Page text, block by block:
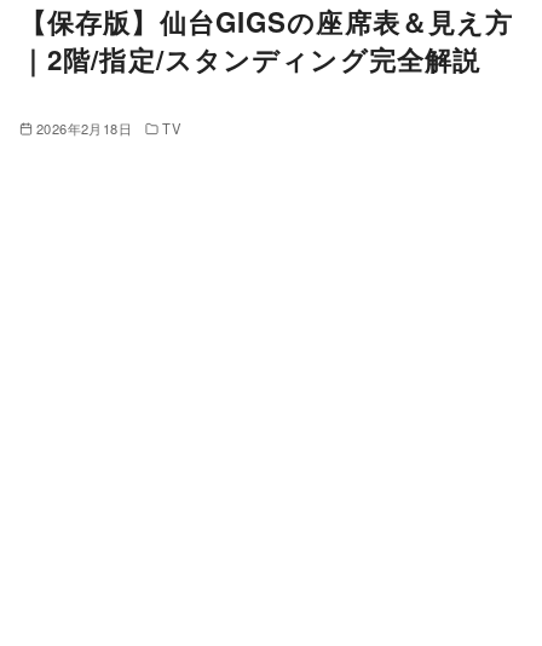
【保存版】仙台GIGSの座席表＆見え方
｜2階/指定/スタンディング完全解説
2026年2月18日 TV